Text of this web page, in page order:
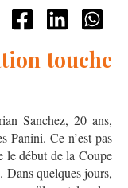
touche
Sanchez, 20 ans,
Panini. Ce n’est pas
le début de la Coupe
Dans quelques jours,